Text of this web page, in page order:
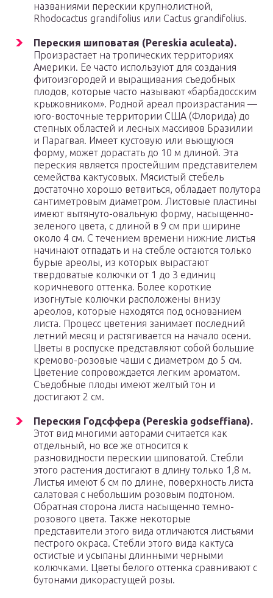
названиями перескии крупнолистной,
Rhodocactus grandifolius или Cactus grandifolius.
Переския шиповатая (Pereskia aculeata).
Произрастает на тропических территориях
Америки. Ее часто используют для создания
фитоизгородей и выращивания съедобных
плодов, которые часто называют «барбадосским
крыжовником». Родной ареал произрастания —
юго-восточные территории США (Флорида) до
степных областей и лесных массивов Бразилии
и Парагвая. Имеет кустовую или вьющуюся
форму, может дорастать до 10 м длиной. Эта
переския является простейшим представителем
семейства кактусовых. Мясистый стебель
достаточно хорошо ветвиться, обладает полутора
сантиметровым диаметром. Листовые пластины
имеют вытянуто-овальную форму, насыщенно-
зеленого цвета, с длиной в 9 см при ширине
около 4 см. С течением времени нижние листья
начинают отпадать и на стебле остаются только
бурые ареолы, из которых вырастают
твердоватые колючки от 1 до 3 единиц
коричневого оттенка. Более короткие
изогнутые колючки расположены внизу
ареолов, которые находятся под основанием
листа. Процесс цветения занимает последний
летний месяц и растягивается на начало осени.
Цветы в роспуске представляют собой большие
кремово-розовые чаши с диаметром до 5 см.
Цветение сопровождается легким ароматом.
Съедобные плоды имеют желтый тон и
достигают 2 см.
Переския Годсффера (Pereskia godseffiana).
Этот вид многими авторами считается как
отдельный, но все же относится к
разновидности перескии шиповатой. Стебли
этого растения достигают в длину только 1,8 м.
Листья имеют 6 см по длине, поверхность листа
салатовая с небольшим розовым подтоном.
Обратная сторона листа насыщенно темно-
розового цвета. Также некоторые
представители этого вида отличаются листьями
пестрого окраса. Стебли этого вида кактуса
остистые и усыпаны длинными черными
колючками. Цветы белого оттенка сравнивают с
бутонами дикорастущей розы.